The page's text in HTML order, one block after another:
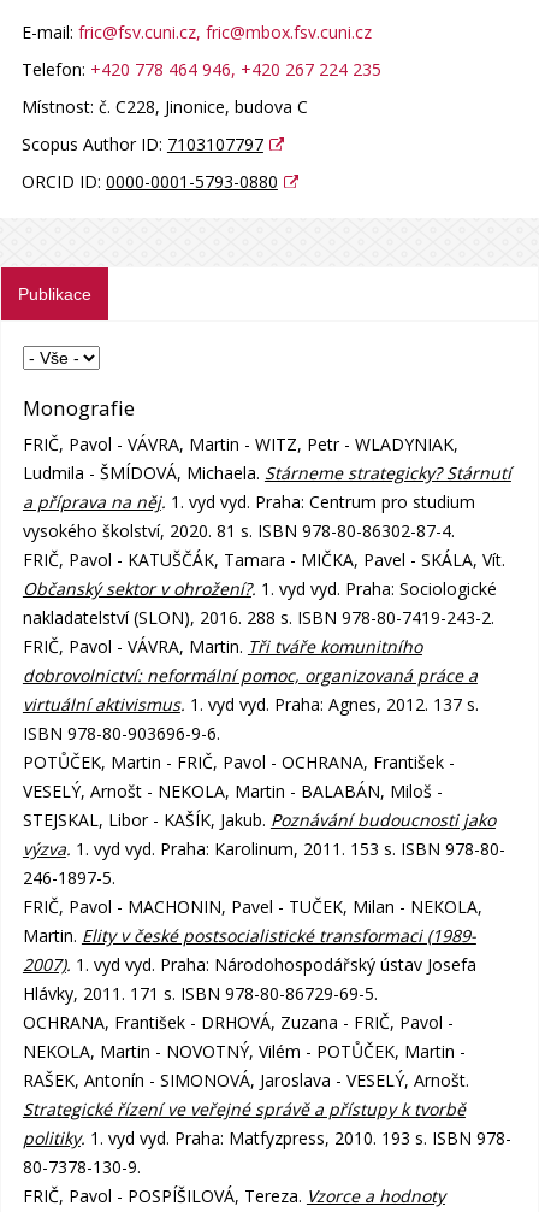
E-mail: fric@fsv.cuni.cz, fric@mbox.fsv.cuni.cz
Telefon: +420 778 464 946, +420 267 224 235
Místnost: č. C228, Jinonice, budova C
Scopus Author ID: 7103107797
ORCID ID: 0000-0001-5793-0880
Publikace
Monografie
FRIČ, Pavol - VÁVRA, Martin - WITZ, Petr - WLADYNIAK,
Ludmila - ŠMÍDOVÁ, Michaela. Stárneme strategicky? Stárnutí
a příprava na něj. 1. vyd vyd. Praha: Centrum pro studium
vysokého školství, 2020. 81 s. ISBN 978-80-86302-87-4.
FRIČ, Pavol - KATUŠČÁK, Tamara - MIČKA, Pavel - SKÁLA, Vít.
Občanský sektor v ohrožení?. 1. vyd vyd. Praha: Sociologické
nakladatelství (SLON), 2016. 288 s. ISBN 978-80-7419-243-2.
FRIČ, Pavol - VÁVRA, Martin. Tři tváře komunitního
dobrovolnictví: neformální pomoc, organizovaná práce a
virtuální aktivismus. 1. vyd vyd. Praha: Agnes, 2012. 137 s.
ISBN 978-80-903696-9-6.
POTŮČEK, Martin - FRIČ, Pavol - OCHRANA, František -
VESELÝ, Arnošt - NEKOLA, Martin - BALABÁN, Miloš -
STEJSKAL, Libor - KAŠÍK, Jakub. Poznávání budoucnosti jako
výzva. 1. vyd vyd. Praha: Karolinum, 2011. 153 s. ISBN 978-80-
246-1897-5.
FRIČ, Pavol - MACHONIN, Pavel - TUČEK, Milan - NEKOLA,
Martin. Elity v české postsocialistické transformaci (1989-
2007). 1. vyd vyd. Praha: Národohospodářský ústav Josefa
Hlávky, 2011. 171 s. ISBN 978-80-86729-69-5.
OCHRANA, František - DRHOVÁ, Zuzana - FRIČ, Pavol -
NEKOLA, Martin - NOVOTNÝ, Vilém - POTŮČEK, Martin -
RAŠEK, Antonín - SIMONOVÁ, Jaroslava - VESELÝ, Arnošt.
Strategické řízení ve veřejné správě a přístupy k tvorbě
politiky. 1. vyd vyd. Praha: Matfyzpress, 2010. 193 s. ISBN 978-
80-7378-130-9.
FRIČ, Pavol - POSPÍŠILOVÁ, Tereza. Vzorce a hodnoty